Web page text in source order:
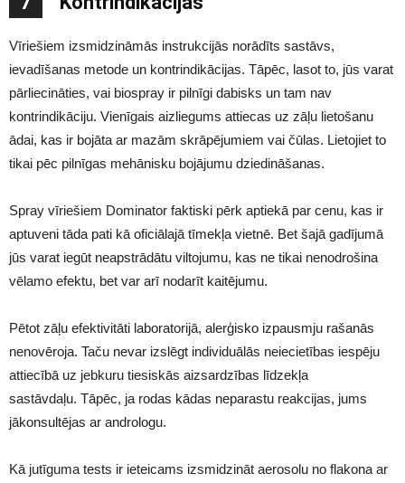
Vīriešiem izsmidzināmās instrukcijās norādīts sastāvs,
ievadīšanas metode un kontrindikācijas. Tāpēc, lasot to, jūs varat
pārliecināties, vai biospray ir pilnīgi dabisks un tam nav
kontrindikāciju. Vienīgais aizliegums attiecas uz zāļu lietošanu
ādai, kas ir bojāta ar mazām skrāpējumiem vai čūlas. Lietojiet to
tikai pēc pilnīgas mehānisku bojājumu dziedināšanas.
Spray vīriešiem Dominator faktiski pērk aptiekā par cenu, kas ir
aptuveni tāda pati kā oficiālajā tīmekļa vietnē. Bet šajā gadījumā
jūs varat iegūt neapstrādātu viltojumu, kas ne tikai nenodrošina
vēlamo efektu, bet var arī nodarīt kaitējumu.
Pētot zāļu efektivitāti laboratorijā, alerģisko izpausmju rašanās
nenovēroja. Taču nevar izslēgt individuālās neiecietības iespēju
attiecībā uz jebkuru tiesiskās aizsardzības līdzekļa
sastāvdaļu. Tāpēc, ja rodas kādas neparastu reakcijas, jums
jākonsultējas ar andrologu.
Kā jutīguma tests ir ieteicams izsmidzināt aerosolu no flakona ar